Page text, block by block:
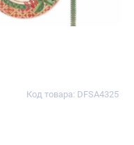
Код товара: DFSA4325